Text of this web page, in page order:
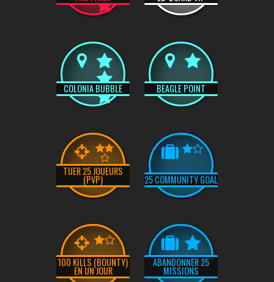
COLONIA BUBBLE BEAGLE POINT
TUER 25 JOUEURS
(PVP) 25 COMMUNITY GOAL
100 KILLS (BOUNTY)
EN UN JOUR
ABANDONNER 25
MISSIONS